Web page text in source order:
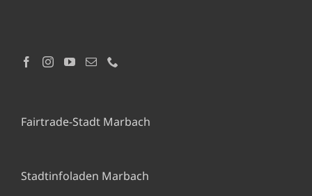
Fairtrade-Stadt Marbach
Stadtinfoladen Marbach